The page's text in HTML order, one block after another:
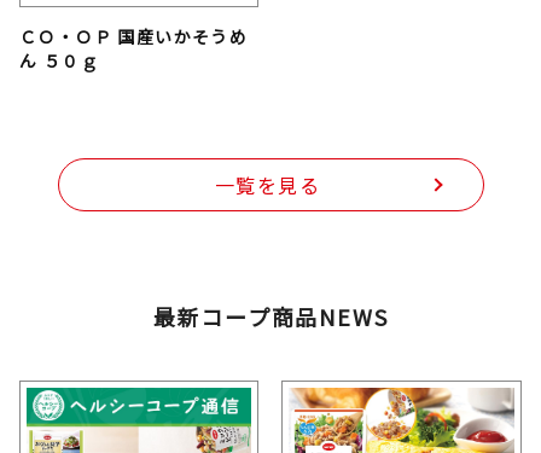
ＣＯ・ＯＰ 国産いかそうめ
ん ５０ｇ
一覧を見る
最新コープ商品NEWS